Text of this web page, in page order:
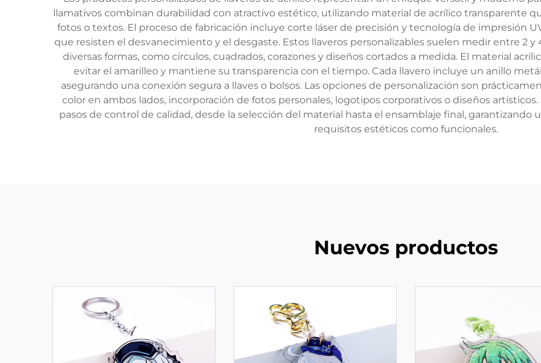
llamativos combinan durabilidad con atractivo estético, utilizando material de acrílico transparente
fotos o textos. El proceso de fabricación incluye corte láser de precisión y tecnología de impresión
que resisten el desvanecimiento y el desgaste. Estos llaveros personalizables suelen medir entre 2
diversas formas, como círculos, cuadrados, corazones y diseños cortados a medida. El material
evitar el amarilleo y mantiene su transparencia con el tiempo. Cada llavero incluye un anillo
asegurando una conexión segura a llaves o bolsos. Las opciones de personalización son
color en ambos lados, incorporación de fotos personales, logotipos corporativos o diseños
pasos de control de calidad, desde la selección del material hasta el ensamblaje final,
requisitos estéticos como funcionales.
Nuevos productos